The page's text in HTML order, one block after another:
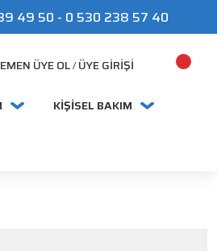
49 50 - 0 530 238 57 40
ÜYE OL/ ÜYE GIRIŞI
KİŞİSEL BAKIM